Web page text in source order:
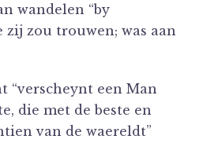
wandelen “by
zij zou trouwen; was aan
“verscheynt een Man
die met de beste en
van de waereldt”